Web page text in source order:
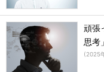
頑張
思考
(2025